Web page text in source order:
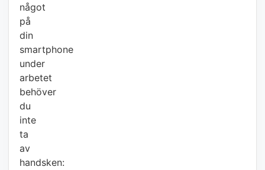
något
på
din
smartphone
under
arbetet
behöver
du
inte
ta
av
handsken: